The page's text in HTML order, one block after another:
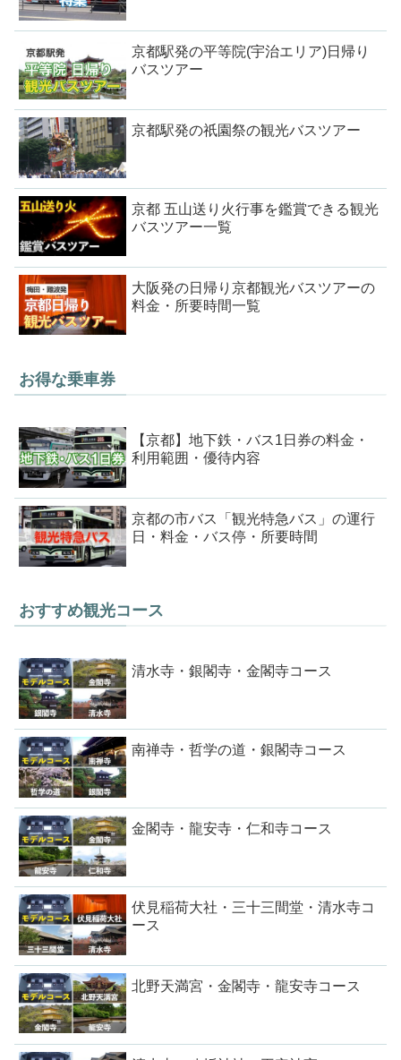
京都駅発の平等院(宇治エリア)日帰り
バスツアー
京都駅発の祇園祭の観光バスツアー
京都 五山送り火行事を鑑賞できる観光
バスツアー一覧
大阪発の日帰り京都観光バスツアーの
料金・所要時間一覧
お得な乗車券
【京都】地下鉄・バス1日券の料金・
利用範囲・優待内容
京都の市バス「観光特急バス」の運行
日・料金・バス停・所要時間
おすすめ観光コース
清水寺・銀閣寺・金閣寺コース
南禅寺・哲学の道・銀閣寺コース
金閣寺・龍安寺・仁和寺コース
伏見稲荷大社・三十三間堂・清水寺コ
ース
北野天満宮・金閣寺・龍安寺コース